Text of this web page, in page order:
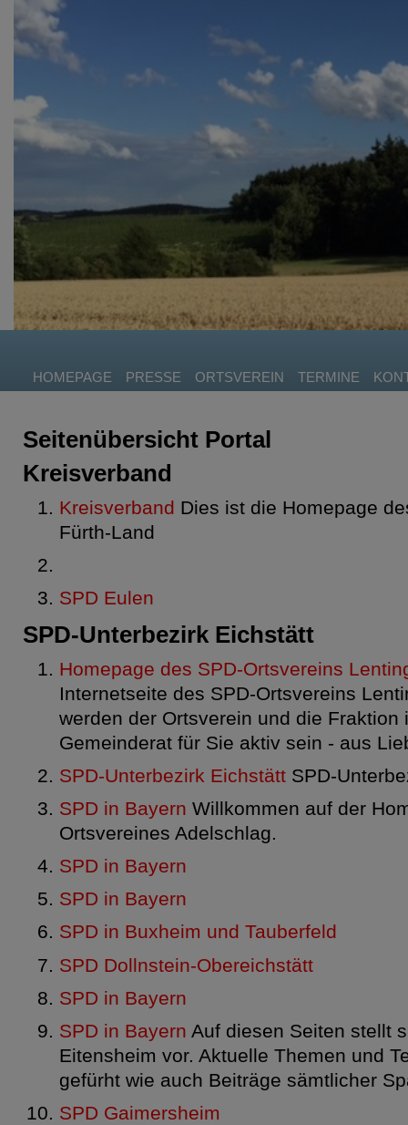
HOMEPAGE PRESSE ORTSVEREIN TERMINE
Seitenübersicht Portal
Kreisverband
Kreisverband Dies ist die Homepage
Fürth-Land
SPD Eulen
SPD-Unterbezirk Eichstätt
Homepage des SPD-Ortsvereins
Internetseite des SPD-Ortsvereins
werden der Ortsverein und die Fraktion
Gemeinderat für Sie aktiv sein - aus
SPD-Unterbezirk Eichstätt SPD-
SPD in Bayern Willkommen auf der
Ortsvereines Adelschlag.
SPD in Bayern
SPD in Bayern
SPD in Buxheim und Tauberfeld
SPD Dollnstein-Obereichstätt
SPD in Bayern
SPD in Bayern Auf diesen Seiten stellt
Eitensheim vor. Aktuelle Themen und
gefürht wie auch Beiträge sämtlicher
SPD Gaimersheim